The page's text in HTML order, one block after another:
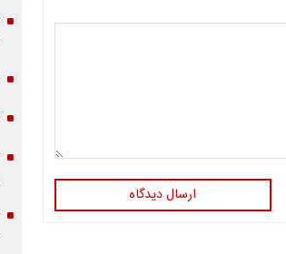
ارسال دیدگاه